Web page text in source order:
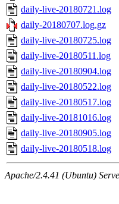
daily-live-20180721.log
daily-20180707.log.gz
daily-live-20180725.log
daily-live-20180511.log
daily-live-20180904.log
daily-live-20180522.log
daily-live-20180517.log
daily-live-20181016.log
daily-live-20180905.log
daily-live-20180518.log
Apache/2.4.41 (Ubuntu)